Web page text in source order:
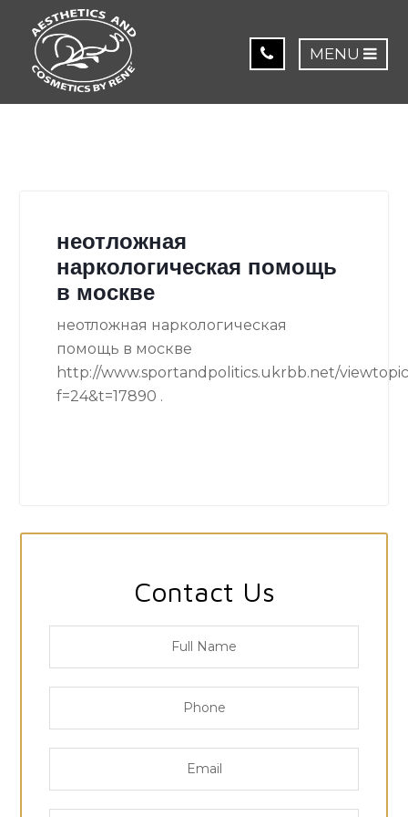
MENU
неотложная
наркологическая помощь
в москве
неотложная наркологическая
помощь в москве
http://www.sportandpolitics.ukrbb.net/
f=24&t=17890 .
Contact Us